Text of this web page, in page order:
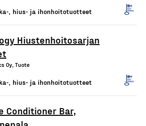
, hius- ja ihonhoitotuotteet
Hiustenhoitosarjan
Oy, Tuote
, hius- ja ihonhoitotuotteet
Conditioner Bar,